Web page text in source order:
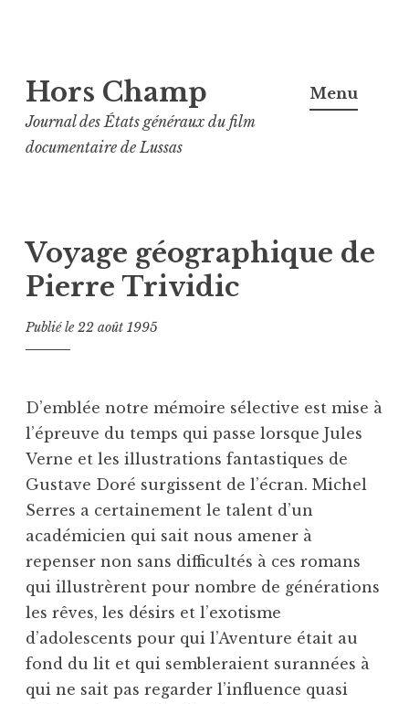
au
contenu
principal
Hors Champ
Journal des États généraux du film
documentaire de Lussas
Menu
Voyage géographique de
Pierre Trividic
Publié le22 août 1995
D’emblée notre mémoire sélective est mise à
l’épreuve du temps qui passe lorsque Jules
Verne et les illustrations fantastiques de
Gustave Doré surgissent de l’écran. Michel
Serres a certainement le talent d’un
académicien qui sait nous amener à
repenser non sans difficultés à ces romans
qui illustrèrent pour nombre de générations
les rêves, les désirs et l’exotisme
d’adolescents pour qui l’Aventure était au
fond du lit et qui sembleraient surannées à
qui ne sait pas regarder l’influence quasi